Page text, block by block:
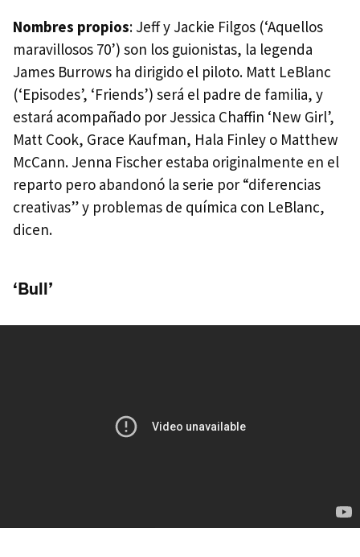
Nombres propios: Jeff y Jackie Filgos (‘Aquellos
maravillosos 70’) son los guionistas, la legenda
James Burrows ha dirigido el piloto. Matt LeBlanc
(‘Episodes’, ‘Friends’) será el padre de familia, y
estará acompañado por Jessica Chaffin ‘New Girl’,
Matt Cook, Grace Kaufman, Hala Finley o Matthew
McCann. Jenna Fischer estaba originalmente en el
reparto pero abandonó la serie por “diferencias
creativas” y problemas de química con LeBlanc,
dicen.
‘Bull’